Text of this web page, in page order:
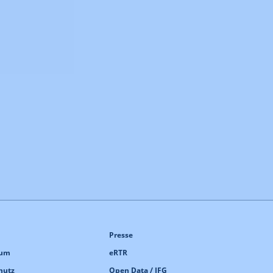
Presse
eRTR
Open Data / IFG